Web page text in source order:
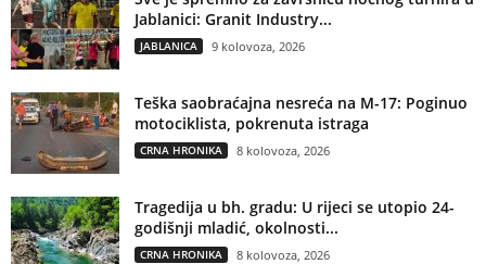
Jablanici: Granit Industry...
JABLANICA 9 kolovoza, 2026
Teška saobraćajna nesreća na M-17: Poginuo
motociklista, pokrenuta istraga
CRNA HRONIKA 8 kolovoza, 2026
Tragedija u bh. gradu: U rijeci se utopio 24-
godišnji mladić, okolnosti...
CRNA HRONIKA 8 kolovoza, 2026